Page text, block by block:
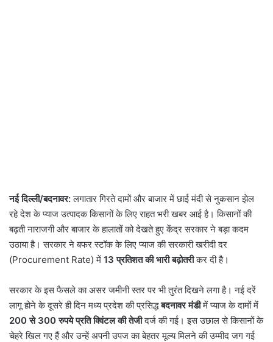
नई दिल्ली/बदनावर:लगातार गिरते दामों और बाजार में छाई मंदी से नुकसान झेल
रहे देश के प्याज उत्पादक किसानों के लिए राहत भरी खबर आई है। किसानों की
बढ़ती नाराजगी और बाजार के हालातों को देखते हुए केंद्र सरकार ने बड़ा कदम
उठाया है। सरकार ने बफर स्टॉक के लिए प्याज की सरकारी खरीदी दर
(Procurement Rate) में 13 प्रतिशत की भारी बढ़ोतरीकर दी है।
सरकार के इस फैसले का असर जमीनी स्तर पर भी तुरंत दिखने लगा है। नई दरें
लागू होने के दूसरे ही दिन मध्य प्रदेश की प्रसिद्धबदनावर मंडीमें प्याज के दामों में
200 से 300 रुपये प्रति क्विंटल की तेजीदर्ज की गई। इस उछाल से किसानों के
चेहरे खिल गए हैं और उन्हें अपनी उपज का बेहतर मूल्य मिलने की उम्मीद जग गई